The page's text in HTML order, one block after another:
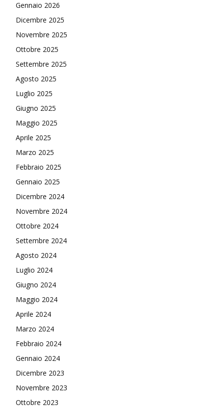
Gennaio 2026
Dicembre 2025
Novembre 2025
Ottobre 2025
Settembre 2025
Agosto 2025
Luglio 2025
Giugno 2025
Maggio 2025
Aprile 2025
Marzo 2025
Febbraio 2025
Gennaio 2025
Dicembre 2024
Novembre 2024
Ottobre 2024
Settembre 2024
Agosto 2024
Luglio 2024
Giugno 2024
Maggio 2024
Aprile 2024
Marzo 2024
Febbraio 2024
Gennaio 2024
Dicembre 2023
Novembre 2023
Ottobre 2023